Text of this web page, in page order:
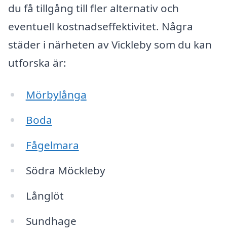
du få tillgång till fler alternativ och
eventuell kostnadseffektivitet. Några
städer i närheten av Vickleby som du kan
utforska är:
Mörbylånga
Boda
Fågelmara
Södra Möckleby
Långlöt
Sundhage